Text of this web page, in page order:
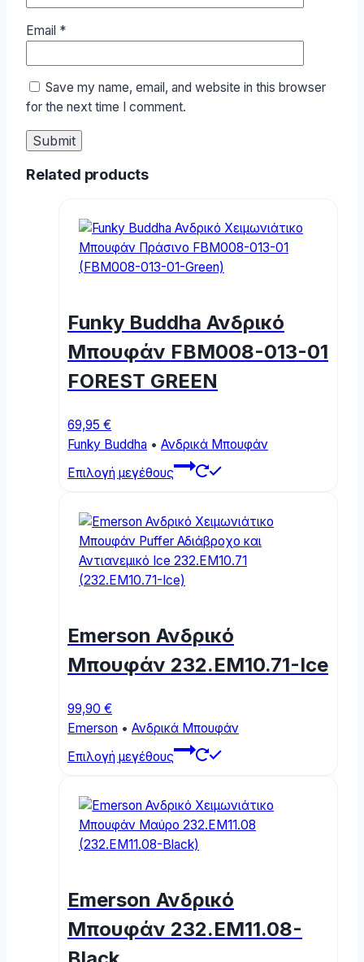
Email *
Save my name, email, and website in this browser
for the next time I comment.
Related products
Funky Buddha Ανδρικό
Μπουφάν FBM008-013-01
FOREST GREEN
69,95 €
Funky Buddha • Ανδρικά Μπουφάν
Επιλογή μεγέθους
multiple
variants.
The
chosen
on
the
Emerson Ανδρικό
Μπουφάν 232.EM10.71-Ice
99,90 €
Emerson • Ανδρικά Μπουφάν
Επιλογή μεγέθους
multiple
variants.
be
chosen
on
Emerson Ανδρικό
Μπουφάν 232.EM11.08-